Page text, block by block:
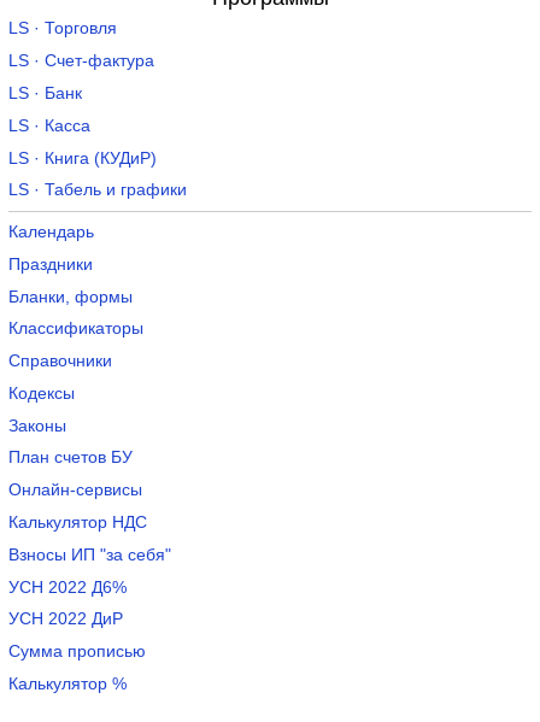
LS · Торговля
LS · Счет-фактура
LS · Банк
LS · Касса
LS · Книга (КУДиР)
LS · Табель и графики
Календарь
Праздники
Бланки, формы
Классификаторы
Справочники
Кодексы
Законы
План счетов БУ
Онлайн-сервисы
Калькулятор НДС
Взносы ИП "за себя"
УСН 2022 Д6%
УСН 2022 ДиР
Сумма прописью
Калькулятор %